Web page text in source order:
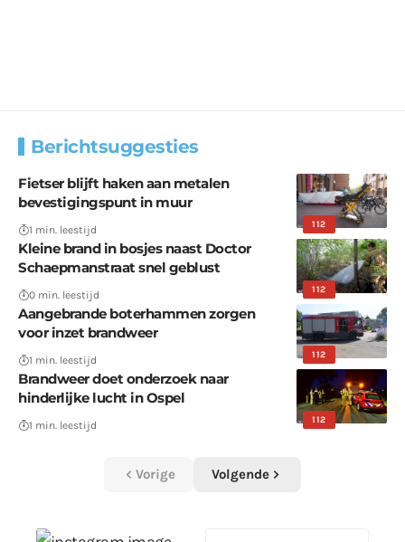
Berichtsuggesties
112
Fietser blijft haken aan metalen
bevestigingspunt in muur
1 min. leestijd
112
Kleine brand in bosjes naast Doctor
Schaepmanstraat snel geblust
0 min. leestijd
112
Aangebrande boterhammen zorgen
voor inzet brandweer
1 min. leestijd
112
Brandweer doet onderzoek naar
hinderlijke lucht in Ospel
1 min. leestijd
Vorige Volgende